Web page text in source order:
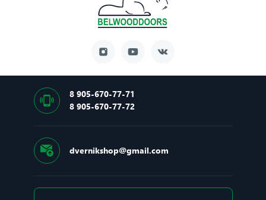
8 905-670-77-71
8 905-670-77-72
dvernikshop@gmail.com